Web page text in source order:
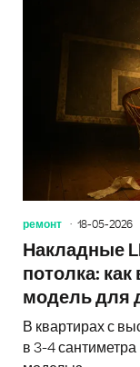
ремонт 18-05-2026
Накладные
потолка:
модель для
В квартирах с
в 3-4